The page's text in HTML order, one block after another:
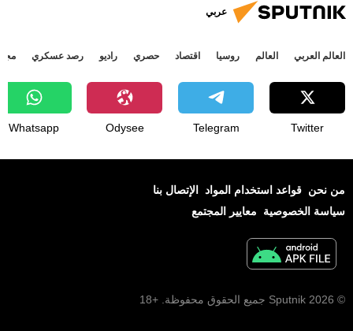
عربي
العالم العربي العالم روسيا اقتصاد حصري راديو رصد عسكري
Twitter
Telegram
Odysee
Whatsapp
من نحن قواعد استخدام المواد
الإتصال بنا
سياسة الخصوصية
معايير المجتمع
© 2026 Sputnik جميع الحقوق محفوظة. +18